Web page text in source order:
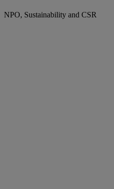
NPO, Sustainability and CSR